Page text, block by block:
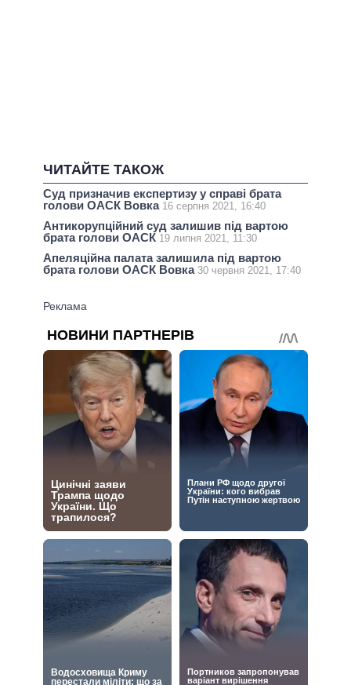
ЧИТАЙТЕ ТАКОЖ
Суд призначив експертизу у справі брата
голови ОАСК Вовка 16 серпня 2021, 16:40
Антикорупційний суд залишив під вартою
брата голови ОАСК 19 липня 2021, 11:30
Апеляційна палата залишила під вартою
брата голови ОАСК Вовка 30 червня 2021, 17:40